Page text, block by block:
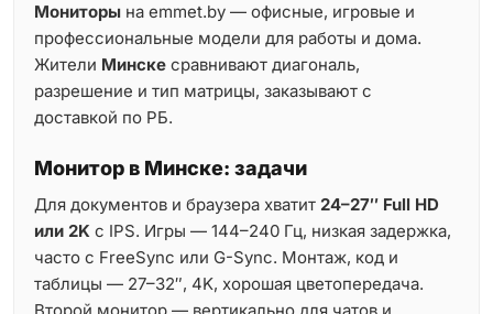
Мониторы на emmet.by — офисные, игровые и
профессиональные модели для работы и дома.
Жители Минске сравнивают диагональ,
разрешение и тип матрицы, заказывают с
доставкой по РБ.
Монитор в Минске: задачи
Для документов и браузера хватит 24–27″ Full HD
или 2K с IPS. Игры — 144–240 Гц, низкая задержка,
часто с FreeSync или G-Sync. Монтаж, код и
таблицы — 27–32″, 4K, хорошая цветопередача.
Второй монитор — вертикально для чатов и